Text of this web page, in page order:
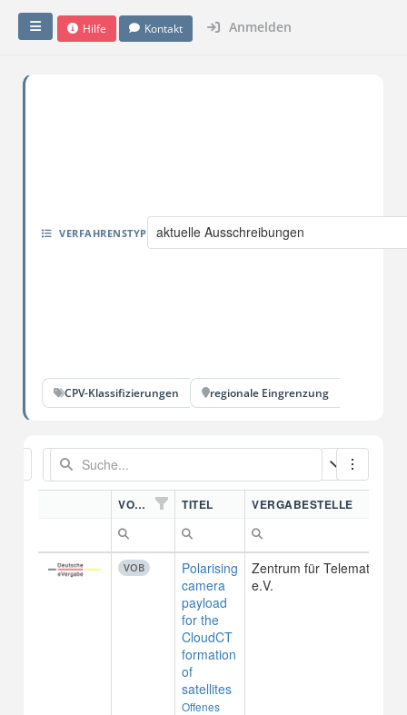
Hilfe Kontakt Anmelden
VERFAHRENSTYP aktuelle Ausschreibungen
CPV-Klassifizierungen regionale Eingrenzung
VORDN. TITEL VERGABESTELLE
VOB
Polarising
camera
payload
for the
CloudCT
formation
of
satellites
Offenes
Zentrum für Telematik
e.V.